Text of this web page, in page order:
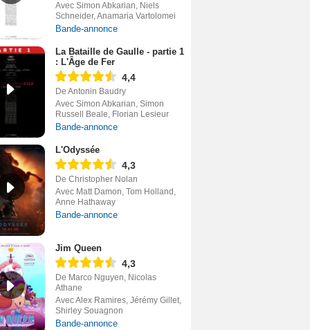
Avec Simon Abkarian, Niels
Schneider, Anamaria Vartolomei
Bande-annonce
La Bataille de Gaulle - partie 1
: L'Âge de Fer
4,4
De Antonin Baudry
Avec Simon Abkarian, Simon
Russell Beale, Florian Lesieur
Bande-annonce
L'Odyssée
4,3
De Christopher Nolan
Avec Matt Damon, Tom Holland,
Anne Hathaway
Bande-annonce
Jim Queen
4,3
De Marco Nguyen, Nicolas
Athane
Avec Alex Ramires, Jérémy Gillet,
Shirley Souagnon
Bande-annonce